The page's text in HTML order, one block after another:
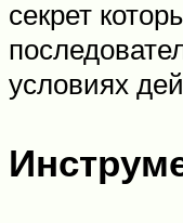
секрет
условиях